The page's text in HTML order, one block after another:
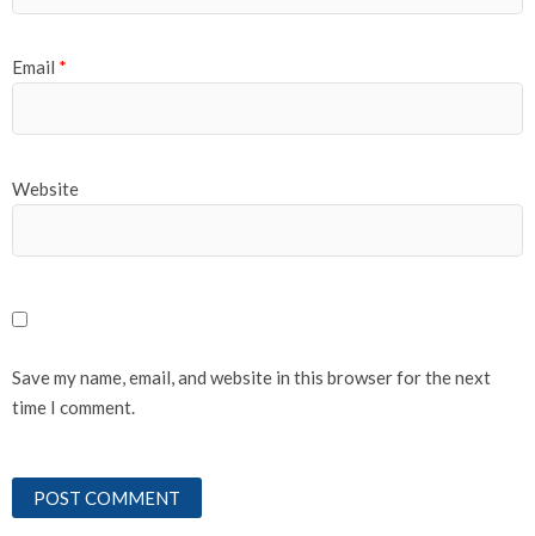
Email *
Website
Save my name, email, and website in this browser for the next
time I comment.